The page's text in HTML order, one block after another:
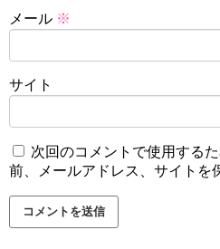
メール ※
サイト
次回のコメントで使用する
前、メールアドレス、サイトを